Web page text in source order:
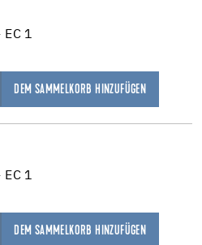
1
DEM SAMMELKORB HINZUFÜGEN
1
DEM SAMMELKORB HINZUFÜGEN